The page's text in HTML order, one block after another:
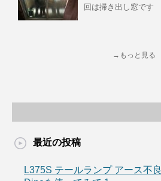
回は掃き出し窓です
→もっと見る
最近の投稿
L375S テールランプ アース不良